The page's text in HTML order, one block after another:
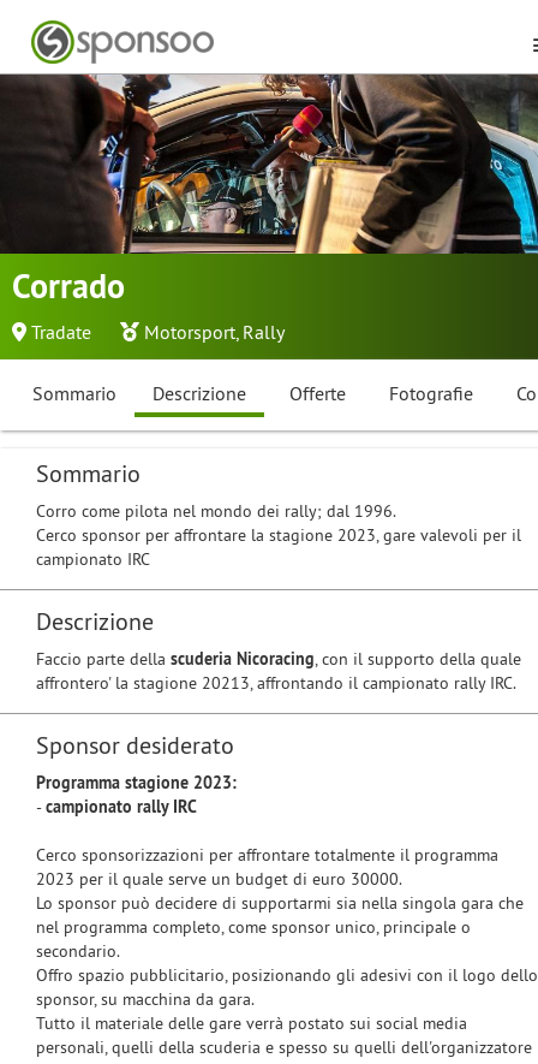
Corrado
Tradate Motorsport, Rally
Sommario Descrizione Offerte Fotografie
Sommario
Corro come pilota nel mondo dei rally; dal 1996.
Cerco sponsor per affrontare la stagione 2023, gare valevoli per il
campionato IRC
Descrizione
Faccio parte della scuderia Nicoracing, con il supporto della quale
affrontero' la stagione 20213, affrontando il campionato rally IRC.
Sponsor desiderato
Programma stagione 2023:
-campionato rally IRC
Cerco sponsorizzazioni per affrontare totalmente il programma
2023 per il quale serve un budget di euro 30000.
Lo sponsor può decidere di supportarmi sia nella singola gara che
nel programma completo, come sponsor unico, principale o
secondario.
Offro spazio pubblicitario, posizionando gli adesivi con il logo dello
sponsor, su macchina da gara.
Tutto il materiale delle gare verrà postato sui social media
personali, quelli della scuderia e spesso su quelli dell'organizzatore